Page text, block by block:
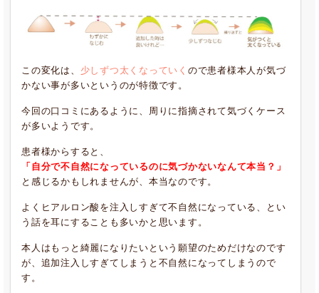
この変化は、 少しずつ太くなっていく ので患者様本人が気づ
かない事が多いというのが特徴です。
今回の口コミにあるように、周りに指摘されて気づくケース
が多いようです。
患者様からすると、
「自分で不自然になっているのに気づかないなんて本当？」
と感じるかもしれませんが、本当なのです。
よくヒアルロン酸を注入しすぎて不自然になっている、とい
う話を耳にすることも多いかと思います。
本人はもっと綺麗になりたいという願望のためだけなのです
が、追加注入しすぎてしまうと不自然になってしまうので
す。